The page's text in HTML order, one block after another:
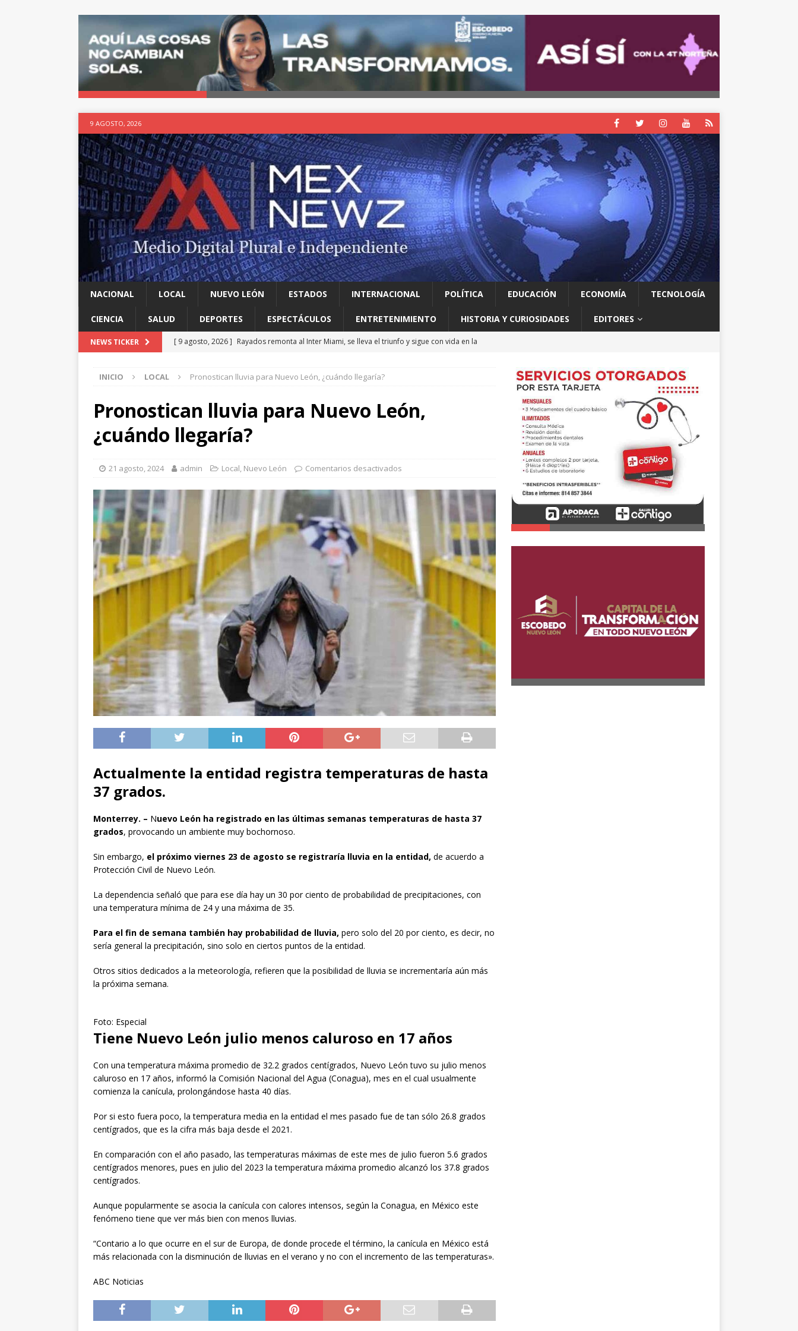
9 AGOSTO, 2026
NACIONAL LOCAL NUEVO LEÓN ESTADOS INTERNACIONAL POLÍTICA EDUCACIÓN ECONOMÍA TECNOLOGÍA
CIENCIA SALUD DEPORTES ESPECTÁCULOS ENTRETENIMIENTO HISTORIA Y CURIOSIDADES EDITORES
NEWS TICKER [ 9 agosto, 2026 ] Rayados remonta al Inter Miami, se lleva el triunfo y sigue con vida en la
[ 9 agosto, 2026 ] Ya cantó el gallo
HISTORIA Y CURIOSIDADES
[ 9 agosto, 2026 ]
Llama Mijes activar el ‘modo sí’ para que llegue la transformación a Nuevo
[ 9 agosto, 2026 ] Transforma vidas 4T al sur de Nuevo León: Waldo
INICIO LOCAL Pronostican lluvia para Nuevo León, ¿cuándo llegaría?
Pronostican lluvia para Nuevo León,
¿cuándo llegaría?
21 agosto, 2024 admin Local, Nuevo León Comentarios desactivados
Actualmente la entidad registra temperaturas de hasta
37 grados.
Monterrey. – Nuevo León ha registrado en las últimas semanas temperaturas de hasta 37
grados, provocando un ambiente muy bochornoso.
Sin embargo, el próximo viernes 23 de agosto se registraría lluvia en la entidad, de acuerdo a
Protección Civil de Nuevo León.
La dependencia señaló que para ese día hay un 30 por ciento de probabilidad de precipitaciones, con
una temperatura mínima de 24 y una máxima de 35.
Para el fin de semana también hay probabilidad de lluvia, pero solo del 20 por ciento, es decir, no
sería general la precipitación, sino solo en ciertos puntos de la entidad.
Otros sitios dedicados a la meteorología, refieren que la posibilidad de lluvia se incrementaría aún más
la próxima semana.
Foto: Especial
Tiene Nuevo León julio menos caluroso en 17 años
Con una temperatura máxima promedio de 32.2 grados centígrados, Nuevo León tuvo su julio menos
caluroso en 17 años, informó la Comisión Nacional del Agua (Conagua), mes en el cual usualmente
comienza la canícula, prolongándose hasta 40 días.
Por si esto fuera poco, la temperatura media en la entidad el mes pasado fue de tan sólo 26.8 grados
centígrados, que es la cifra más baja desde el 2021.
En comparación con el año pasado, las temperaturas máximas de este mes de julio fueron 5.6 grados
centígrados menores, pues en julio del 2023 la temperatura máxima promedio alcanzó los 37.8 grados
centígrados.
Aunque popularmente se asocia la canícula con calores intensos, según la Conagua, en México este
fenómeno tiene que ver más bien con menos lluvias.
“Contario a lo que ocurre en el sur de Europa, de donde procede el término, la canícula en México está
más relacionada con la disminución de lluvias en el verano y no con el incremento de las temperaturas».
ABC Noticias